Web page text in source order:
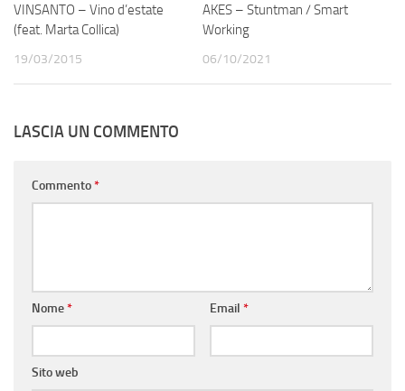
VINSANTO – Vino d’estate
(feat. Marta Collica)
19/03/2015
AKES – Stuntman / Smart
Working
06/10/2021
LASCIA UN COMMENTO
Commento*
Nome* Email *
Sito web